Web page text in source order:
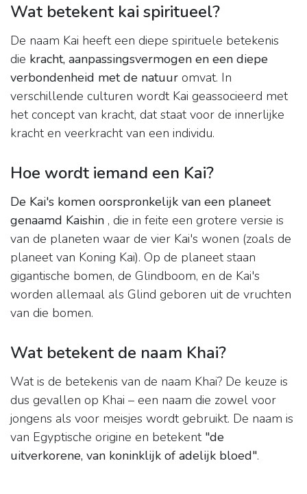
Wat betekent kai spiritueel?
De naam Kai heeft een diepe spirituele betekenis
die kracht, aanpassingsvermogen en een diepe
verbondenheid met de natuur omvat. In
verschillende culturen wordt Kai geassocieerd met
het concept van kracht, dat staat voor de innerlijke
kracht en veerkracht van een individu.
Hoe wordt iemand een Kai?
De Kai's komen oorspronkelijk van een planeet
genaamd Kaishin , die in feite een grotere versie is
van de planeten waar de vier Kai's wonen (zoals de
planeet van Koning Kai). Op de planeet staan ​​
gigantische bomen, de Glindboom, en de Kai's
worden allemaal als Glind geboren uit de vruchten
van die bomen.
Wat betekent de naam Khai?
Wat is de betekenis van de naam Khai? De keuze is
dus gevallen op Khai – een naam die zowel voor
jongens als voor meisjes wordt gebruikt. De naam is
van Egyptische origine en betekent "de
uitverkorene, van koninklijk of adelijk bloed".